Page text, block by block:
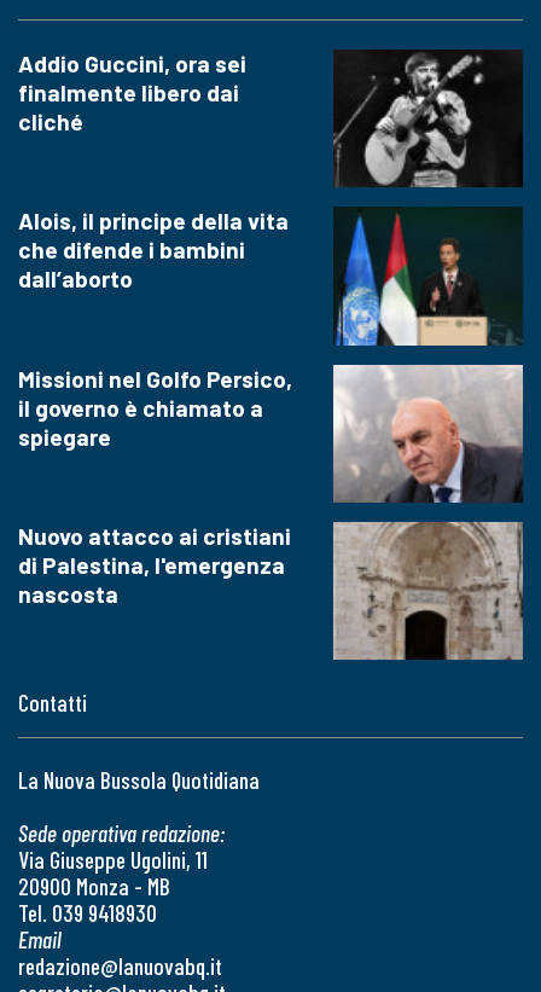
Contatti
La Nuova Bussola Quotidiana
Sede operativa redazione:
Via Giuseppe Ugolini, 11
20900 Monza - MB
Tel. 039 9418930
Email
redazione@lanuovabq.it
Addio Guccini, ora sei
finalmente libero dai
cliché
Alois, il principe della vita
che difende i bambini
dall’aborto
Missioni nel Golfo Persico,
il governo è chiamato a
spiegare
Nuovo attacco ai cristiani
di Palestina, l'emergenza
nascosta